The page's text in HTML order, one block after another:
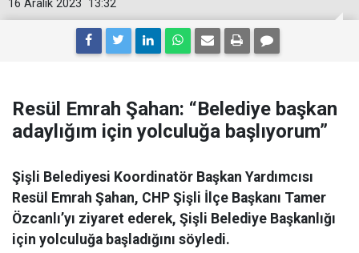
13:32
16 Aralık 2023
Resül Emrah Şahan: “Belediye başkan
adaylığım için yolculuğa başlıyorum”
Şişli Belediyesi Koordinatör Başkan Yardımcısı
Resül Emrah Şahan, CHP Şişli İlçe Başkanı Tamer
Özcanlı’yı ziyaret ederek, Şişli Belediye Başkanlığı
için yolculuğa başladığını söyledi.